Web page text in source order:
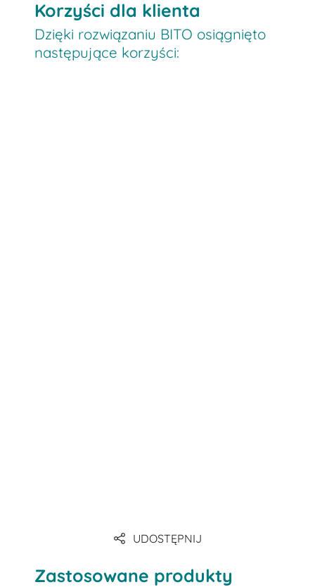
Korzyści dla klienta
Dzięki rozwiązaniu BITO osiągnięto
następujące korzyści:
UDOSTĘPNIJ
Zastosowane produkty